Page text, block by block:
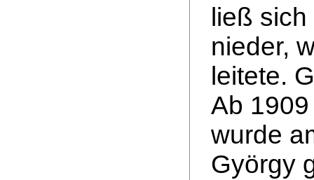
ließ
nieder,
leitete.
Ab
wurde
György